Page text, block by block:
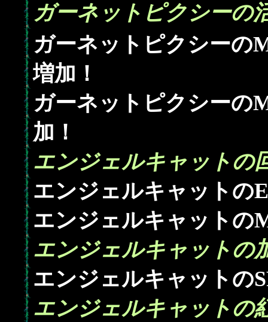
ガーネットピクシーの
ガーネットピクシーの
増加！
ガーネットピクシーの
加！
エンジェルキャットの
エンジェルキャットの
エンジェルキャットの
エンジェルキャットの
エンジェルキャットの
エンジェルキャットの